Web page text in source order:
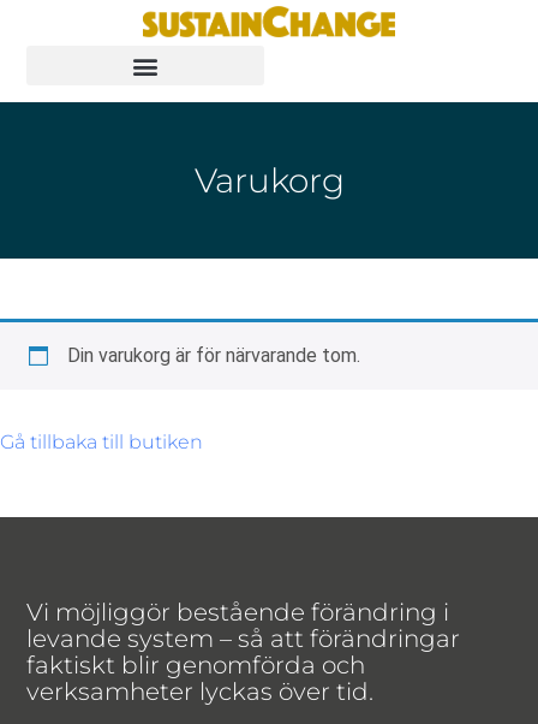
Varukorg
Din varukorg är för närvarande tom.
Gå tillbaka till butiken
Vi möjliggör bestående förändring i
levande system – så att förändringar
faktiskt blir genomförda och
verksamheter lyckas över tid.